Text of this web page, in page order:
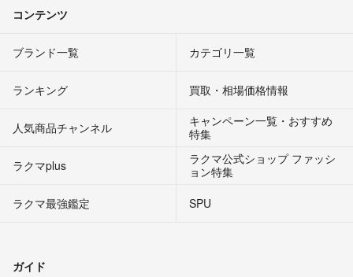
コンテンツ
ブランド一覧 カテゴリ一覧
ランキング 買取・相場価格情報
人気商品チャンネル
キャンペーン一覧・おすすめ
特集
ラクマplus
ラクマ公式ショップ ファッシ
ョン特集
ラクマ最強鑑定
SPU
ガイド